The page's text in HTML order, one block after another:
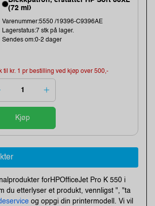
(72 ml)
Varenummer:5550 /19396-C9396AE
Lagerstatus:7 stk på lager.
Sendes om:0-2 dager
til kr. 1 pr bestilling ved kjøp over 500,-
Kjøp
forHPOfficeJet Pro K 550 i
du etterlyser et produkt, vennligst ", "ta
og oppgi din printermodell. Vi vil